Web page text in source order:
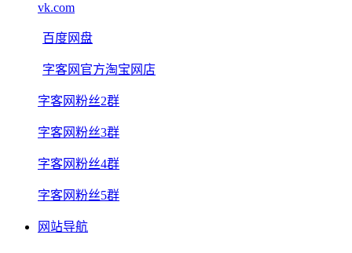
vk.com
百度网盘
字客网官方淘宝网店
字客网粉丝2群
字客网粉丝3群
字客网粉丝4群
字客网粉丝5群
网站导航